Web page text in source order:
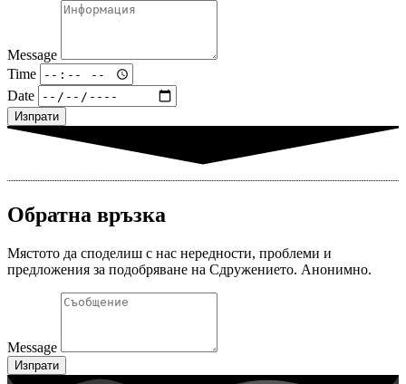
Message
Time
Date
Изпрати
Обратна връзка
Мястото да споделиш с нас нередности, проблеми и
предложения за подобряване на Сдружението. Анонимно.
Message
Изпрати